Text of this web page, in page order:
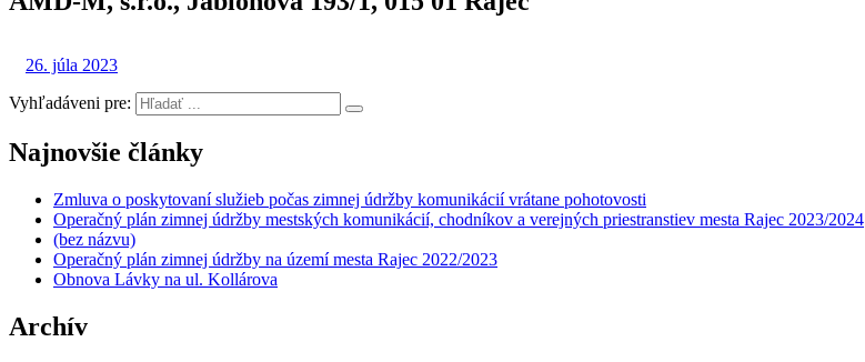
26. júla 2023
Vyhľadáveni pre:
Najnovšie články
Zmluva o poskytovaní služieb počas zimnej údržby komunikácií vrátane pohotovosti
Operačný plán zimnej údržby mestských komunikácií, chodníkov a verejných priestranstiev mesta Rajec 2023/2024
(bez názvu)
Operačný plán zimnej údržby na území mesta Rajec 2022/2023
Obnova Lávky na ul. Kollárova
Archív